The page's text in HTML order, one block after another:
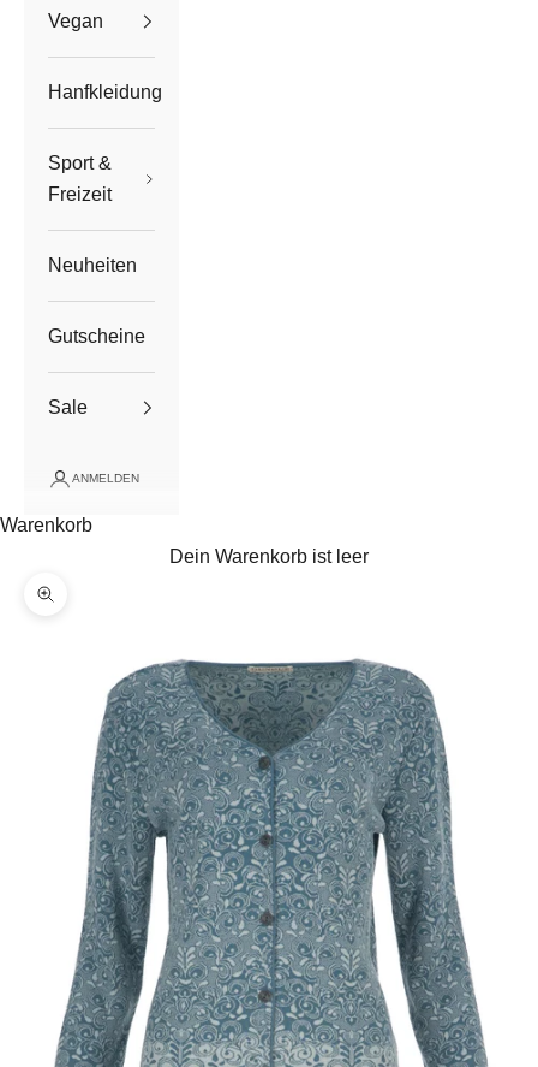
Vegan
Hanfkleidung
Sport &
Freizeit
Neuheiten
Gutscheine
Sale
ANMELDEN
Warenkorb
Dein Warenkorb ist leer
Bild vergrößern